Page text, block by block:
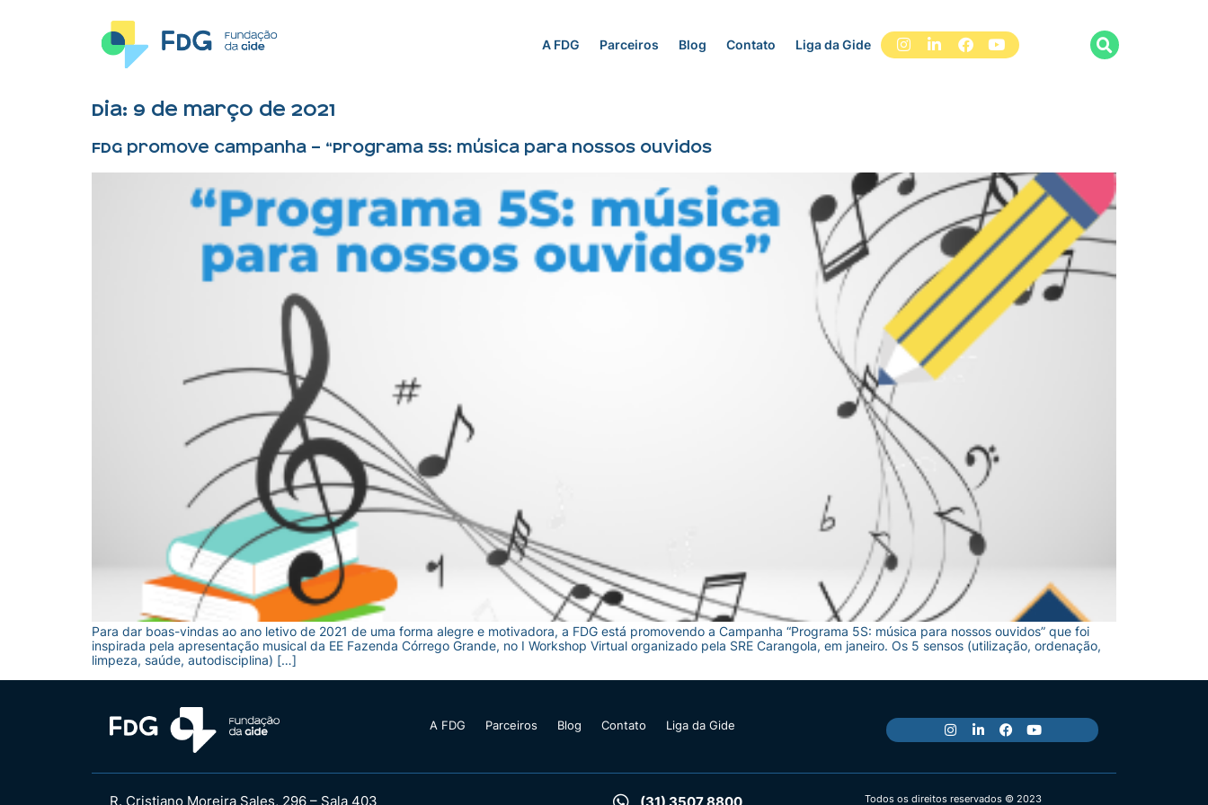
A FDG Parceiros Blog Contato Liga da Gide
Dia: 9 de março de 2021
FDG promove campanha – “Programa 5S: música para nossos ouvidos
Para dar boas-vindas ao ano letivo de 2021 de uma forma alegre e motivadora, a FDG está promovendo a Campanha “Programa 5S: música para nossos ouvidos” que foi
inspirada pela apresentação musical da EE Fazenda Córrego Grande, no I Workshop Virtual organizado pela SRE Carangola, em janeiro. Os 5 sensos (utilização, ordenação,
limpeza, saúde, autodisciplina) […]
A FDG Parceiros Blog Contato Liga da Gide
R. Cristiano Moreira Sales, 296 – Sala 403 Todos os direitos reservados © 2023